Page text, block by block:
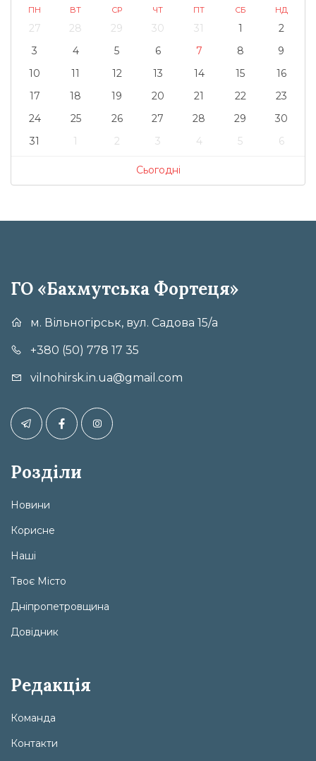
ПН ВТ СР ЧТ ПТ СБ НД
27 28 29 30 31 1
2
3
4 5 6 7 8
9
10
11 12 13 14 15
16
17
18 19 20 21 22
23
24
25 26 27 28 29
30
31
1 2 3 4 5 6
Сьогодні
ГО «Бахмутська Фортеця»
м. Вільногірськ, вул. Садова 15/а
+380 (50) 778 17 35
vilnohirsk.in.ua@gmail.com
Розділи
Новини
Корисне
Наші
Твоє Місто
Дніпропетровщина
Довідник
Редакція
Команда
Контакти